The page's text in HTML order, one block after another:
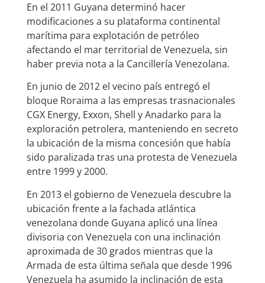
En el 2011 Guyana determinó hacer
modificaciones a su plataforma continental
marítima para explotación de petróleo
afectando el mar territorial de Venezuela, sin
haber previa nota a la Cancillería Venezolana.
En junio de 2012 el vecino país entregó el
bloque Roraima a las empresas trasnacionales
CGX Energy, Exxon, Shell y Anadarko para la
exploración petrolera, manteniendo en secreto
la ubicación de la misma concesión que había
sido paralizada tras una protesta de Venezuela
entre 1999 y 2000.
En 2013 el gobierno de Venezuela descubre la
ubicación frente a la fachada atlántica
venezolana donde Guyana aplicó una línea
divisoria con Venezuela con una inclinación
aproximada de 30 grados mientras que la
Armada de esta última señala que desde 1996
Venezuela ha asumido la inclinación de esta